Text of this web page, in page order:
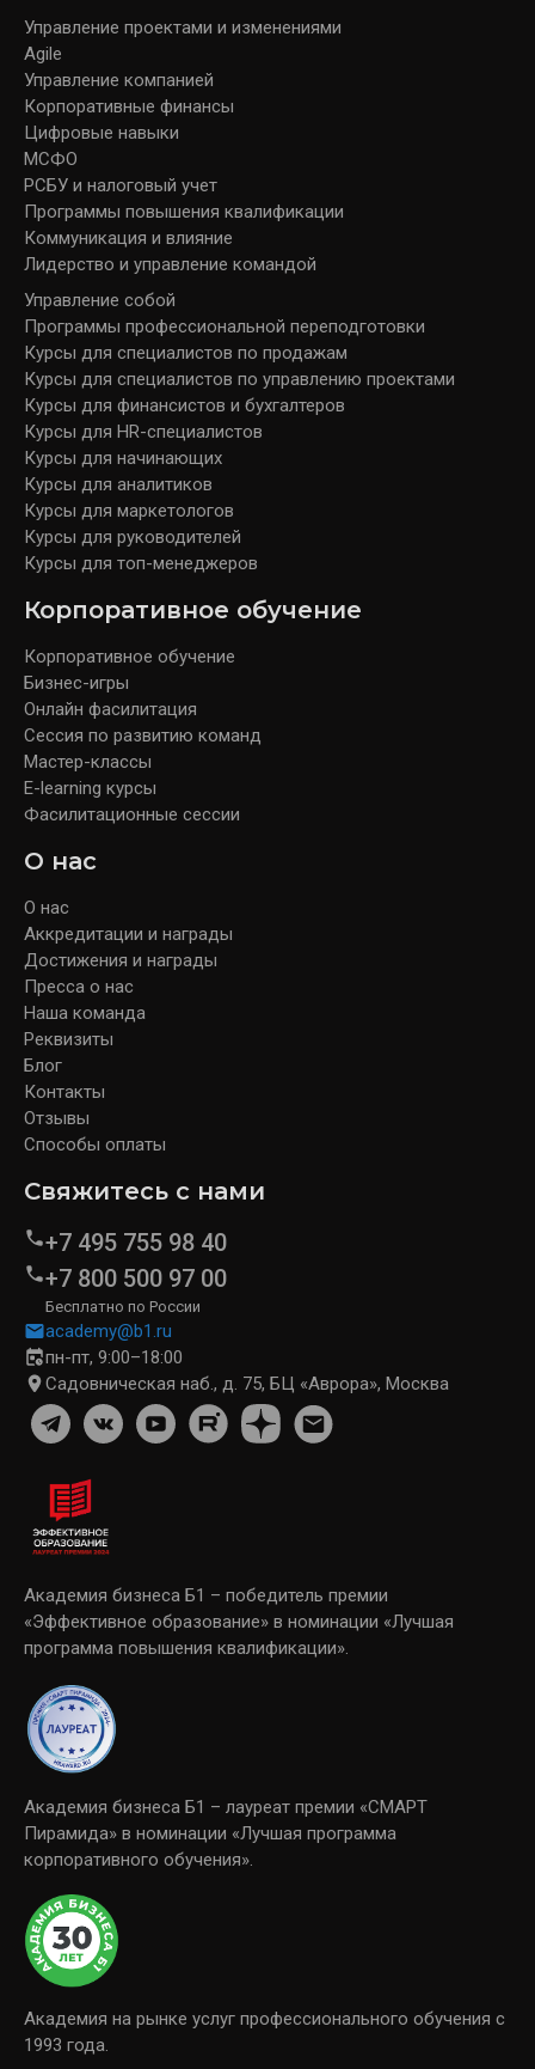
Управление проектами и изменениями
Agile
Управление компанией
Корпоративные финансы
Цифровые навыки
МСФО
РСБУ и налоговый учет
Программы повышения квалификации
Коммуникация и влияние
Лидерство и управление командой
Управление собой
Программы профессиональной переподготовки
Курсы для специалистов по продажам
Курсы для специалистов по управлению проектами
Курсы для финансистов и бухгалтеров
Курсы для HR-специалистов
Курсы для начинающих
Курсы для аналитиков
Курсы для маркетологов
Курсы для руководителей
Курсы для топ-менеджеров
Корпоративное обучение
Корпоративное обучение
Бизнес-игры
Онлайн фасилитация
Сессия по развитию команд
Мастер-классы
E-learning курсы
Фасилитационные сессии
О нас
О нас
Аккредитации и награды
Достижения и награды
Пресса о нас
Наша команда
Реквизиты
Блог
Контакты
Отзывы
Способы оплаты
Свяжитесь с нами
+7 495 755 98 40
+7 800 500 97 00
Бесплатно по России
academy@b1.ru
пн-пт, 9:00–18:00
Садовническая наб., д. 75, БЦ «Аврора», Москва
Академия бизнеса Б1 – победитель премии
«Эффективное образование» в номинации «Лучшая
программа повышения квалификации».
Академия бизнеса Б1 – лауреат премии «СМАРТ
Пирамида» в номинации «Лучшая программа
корпоративного обучения».
Академия на рынке услуг профессионального обучения с
1993 года.